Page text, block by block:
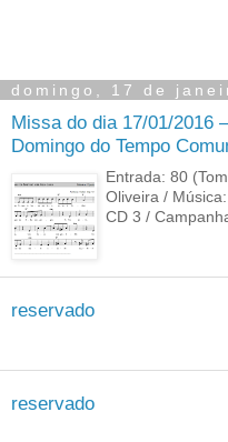
domingo, 17 de
Missa do dia 17/01/2016
Domingo do Tempo
Entrada: 80
Oliveira /
CD 3 /
reservado
reservado